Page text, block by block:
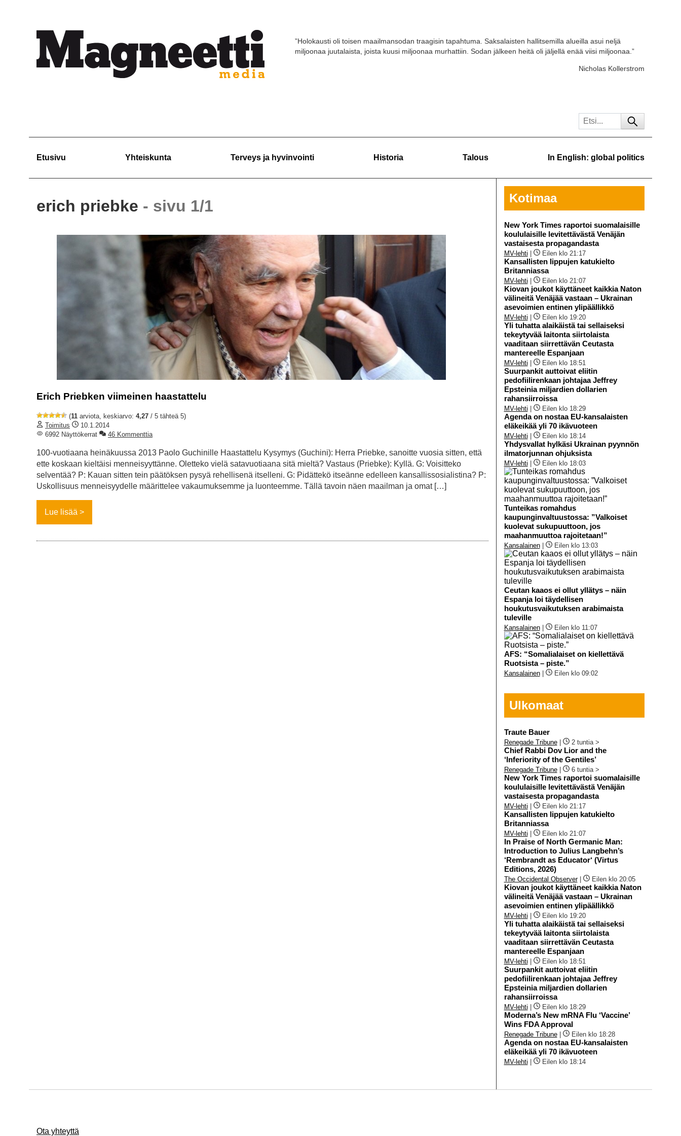
”Holokausti oli toisen maailmansodan traagisin tapahtuma. Saksalaisten hallitsemilla alueilla asui neljä
miljoonaa juutalaista, joista kuusi miljoonaa murhattiin. Sodan jälkeen heitä oli jäljellä enää viisi miljoonaa.”
Nicholas Kollerstrom
Etusivu Yhteiskunta Terveys ja hyvinvointi Historia Talous In English: global politics
erich priebke - sivu 1/1
Erich Priebken viimeinen haastattelu
(11 arviota, keskiarvo: 4,27 / 5 tähteä 5)
Toimitus
10.1.2014
6992 Näyttökerrat
46 Kommenttia
100-vuotiaana heinäkuussa 2013 Paolo Guchinille Haastattelu Kysymys (Guchini): Herra Priebke, sanoitte vuosia sitten, että
ette koskaan kieltäisi menneisyyttänne. Oletteko vielä satavuotiaana sitä mieltä? Vastaus (Priebke): Kyllä. G: Voisitteko
selventää? P: Kauan sitten tein päätöksen pysyä rehellisenä itselleni. G: Pidättekö itseänne edelleen kansallissosialistina? P:
Uskollisuus menneisyydelle määrittelee vakaumuksemme ja luonteemme. Tällä tavoin näen maailman ja omat […]
Lue lisää
Kotimaa
New York Times raportoi suomalaisille
koululaisille levitettävästä Venäjän
vastaisesta propagandasta
MV-lehti Eilen klo 21:17
Kansallisten lippujen katukielto
Britanniassa
MV-lehti Eilen klo 21:07
Kiovan joukot käyttäneet kaikkia Naton
välineitä Venäjää vastaan – Ukrainan
asevoimien entinen ylipäällikkö
MV-lehti Eilen klo 19:20
Yli tuhatta alaikäistä tai sellaiseksi
tekeytyvää laitonta siirtolaista
vaaditaan siirrettävän Ceutasta
mantereelle Espanjaan
MV-lehti Eilen klo 18:51
Suurpankit auttoivat eliitin
pedofiilirenkaan johtajaa Jeffrey
Epsteinia miljardien dollarien
rahansiirroissa
MV-lehti Eilen klo 18:29
Agenda on nostaa EU-kansalaisten
eläkeikää yli 70 ikävuoteen
MV-lehti Eilen klo 18:14
Yhdysvallat hylkäsi Ukrainan pyynnön
ilmatorjunnan ohjuksista
MV-lehti Eilen klo 18:03
Tunteikas romahdus
kaupunginvaltuustossa: ”Valkoiset
kuolevat sukupuuttoon, jos
maahanmuuttoa rajoitetaan!”
Kansalainen| Eilen klo 13:03
Ceutan kaaos ei ollut yllätys – näin
Espanja loi täydellisen
houkutusvaikutuksen arabimaista
tuleville
Kansalainen| Eilen klo 11:07
AFS: “Somalialaiset on kiellettävä
Ruotsista – piste.”
Kansalainen| Eilen klo 09:02
Ulkomaat
Traute Bauer
Renegade Tribune| 2 tuntia >
Chief Rabbi Dov Lior and the
‘Inferiority of the Gentiles’
Renegade Tribune| 6 tuntia >
New York Times raportoi suomalaisille
koululaisille levitettävästä Venäjän
vastaisesta propagandasta
MV-lehti Eilen klo 21:17
Kansallisten lippujen katukielto
Britanniassa
MV-lehti Eilen klo 21:07
In Praise of North Germanic Man:
Introduction to Julius Langbehn’s
‘Rembrandt as Educator‘ (Virtus
Editions, 2026)
The Occidental Observer| Eilen klo 20:05
Kiovan joukot käyttäneet kaikkia Naton
välineitä Venäjää vastaan – Ukrainan
asevoimien entinen ylipäällikkö
MV-lehti Eilen klo 19:20
Yli tuhatta alaikäistä tai sellaiseksi
tekeytyvää laitonta siirtolaista
vaaditaan siirrettävän Ceutasta
mantereelle Espanjaan
MV-lehti Eilen klo 18:51
Suurpankit auttoivat eliitin
pedofiilirenkaan johtajaa Jeffrey
Epsteinia miljardien dollarien
rahansiirroissa
MV-lehti Eilen klo 18:29
Moderna’s New mRNA Flu ‘Vaccine’
Wins FDA Approval
Renegade Tribune| Eilen klo 18:28
Agenda on nostaa EU-kansalaisten
eläkeikää yli 70 ikävuoteen
MV-lehti Eilen klo 18:14
Ota yhteyttä